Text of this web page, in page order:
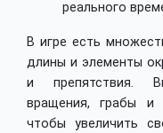
реального
В игре есть
длины и элементы
и препятствия.
вращения, грабы и
чтобы увеличить